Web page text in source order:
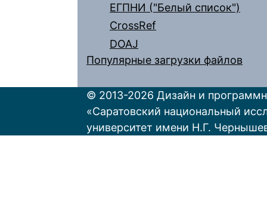
ЕГПНИ ("Белый список")
CrossRef
DOAJ
Популярные загрузки файлов
© 2013-2026 Дизайн и
«Саратовский национальный
университет имени Н.Г.